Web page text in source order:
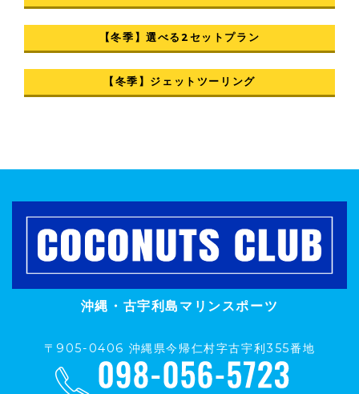
【冬季】選べる2セットプラン
【冬季】ジェットツーリング
沖縄・古宇利島マリンスポーツ
〒905-0406 沖縄県今帰仁村字古宇利355番地